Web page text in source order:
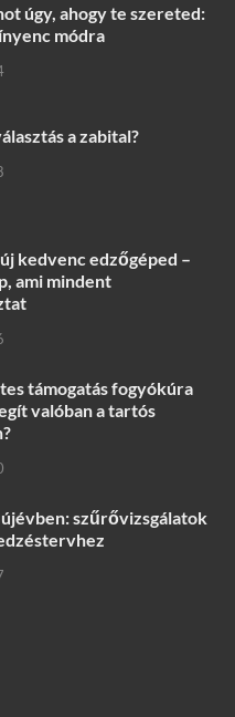
úgy, ahogy te szereted:
módra
a zabital?
új kedvenc edzőgéped –
ami mindent
támogatás fogyókúra
valóban a tartós
újévben: szűrővizsgálatok